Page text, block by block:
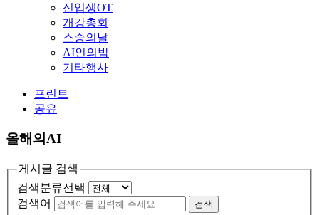
신입생OT
개강총회
스승의날
AI인의밤
기타행사
프린트
공유
올해의AI
게시글 검색
검색분류선택
검색어
검색